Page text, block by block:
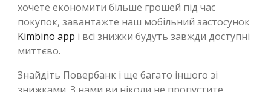
хочете економити більше грошей під час
покупок, завантажте наш мобільний застосунок
Kimbino app і всі знижки будуть завжди доступні
миттєво.
Знайдіть Повербанк і ще багато іншого зі